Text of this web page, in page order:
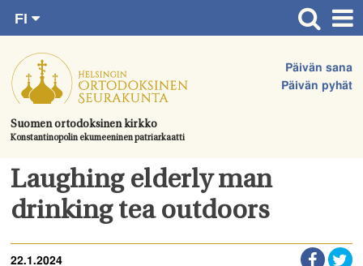
suoraan
sisältöön.
Suomen ortodoksinen kirkko
Konstantinopolin ekumeeninen patriarkaatti
Päivän sana
Päivän pyhät
FI
SV
EN
UA
Etusivu
Ajankohtaista
Juhlat & toimitukset
Kirkot
Apua & tukea
Laughing elderly man
drinking tea outdoors
22.1.2024